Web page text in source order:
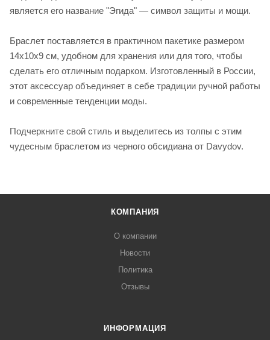
является его название "Эгида" — символ защиты и мощи.
Браслет поставляется в практичном пакетике размером
14х10х9 см, удобном для хранения или для того, чтобы
сделать его отличным подарком. Изготовленный в России,
этот аксессуар объединяет в себе традиции ручной работы
и современные тенденции моды.
Подчеркните свой стиль и выделитесь из толпы с этим
чудесным браслетом из черного обсидиана от Davydov.
КОМПАНИЯ
О компании
Новости
Политика
Отзывы
ИНФОРМАЦИЯ